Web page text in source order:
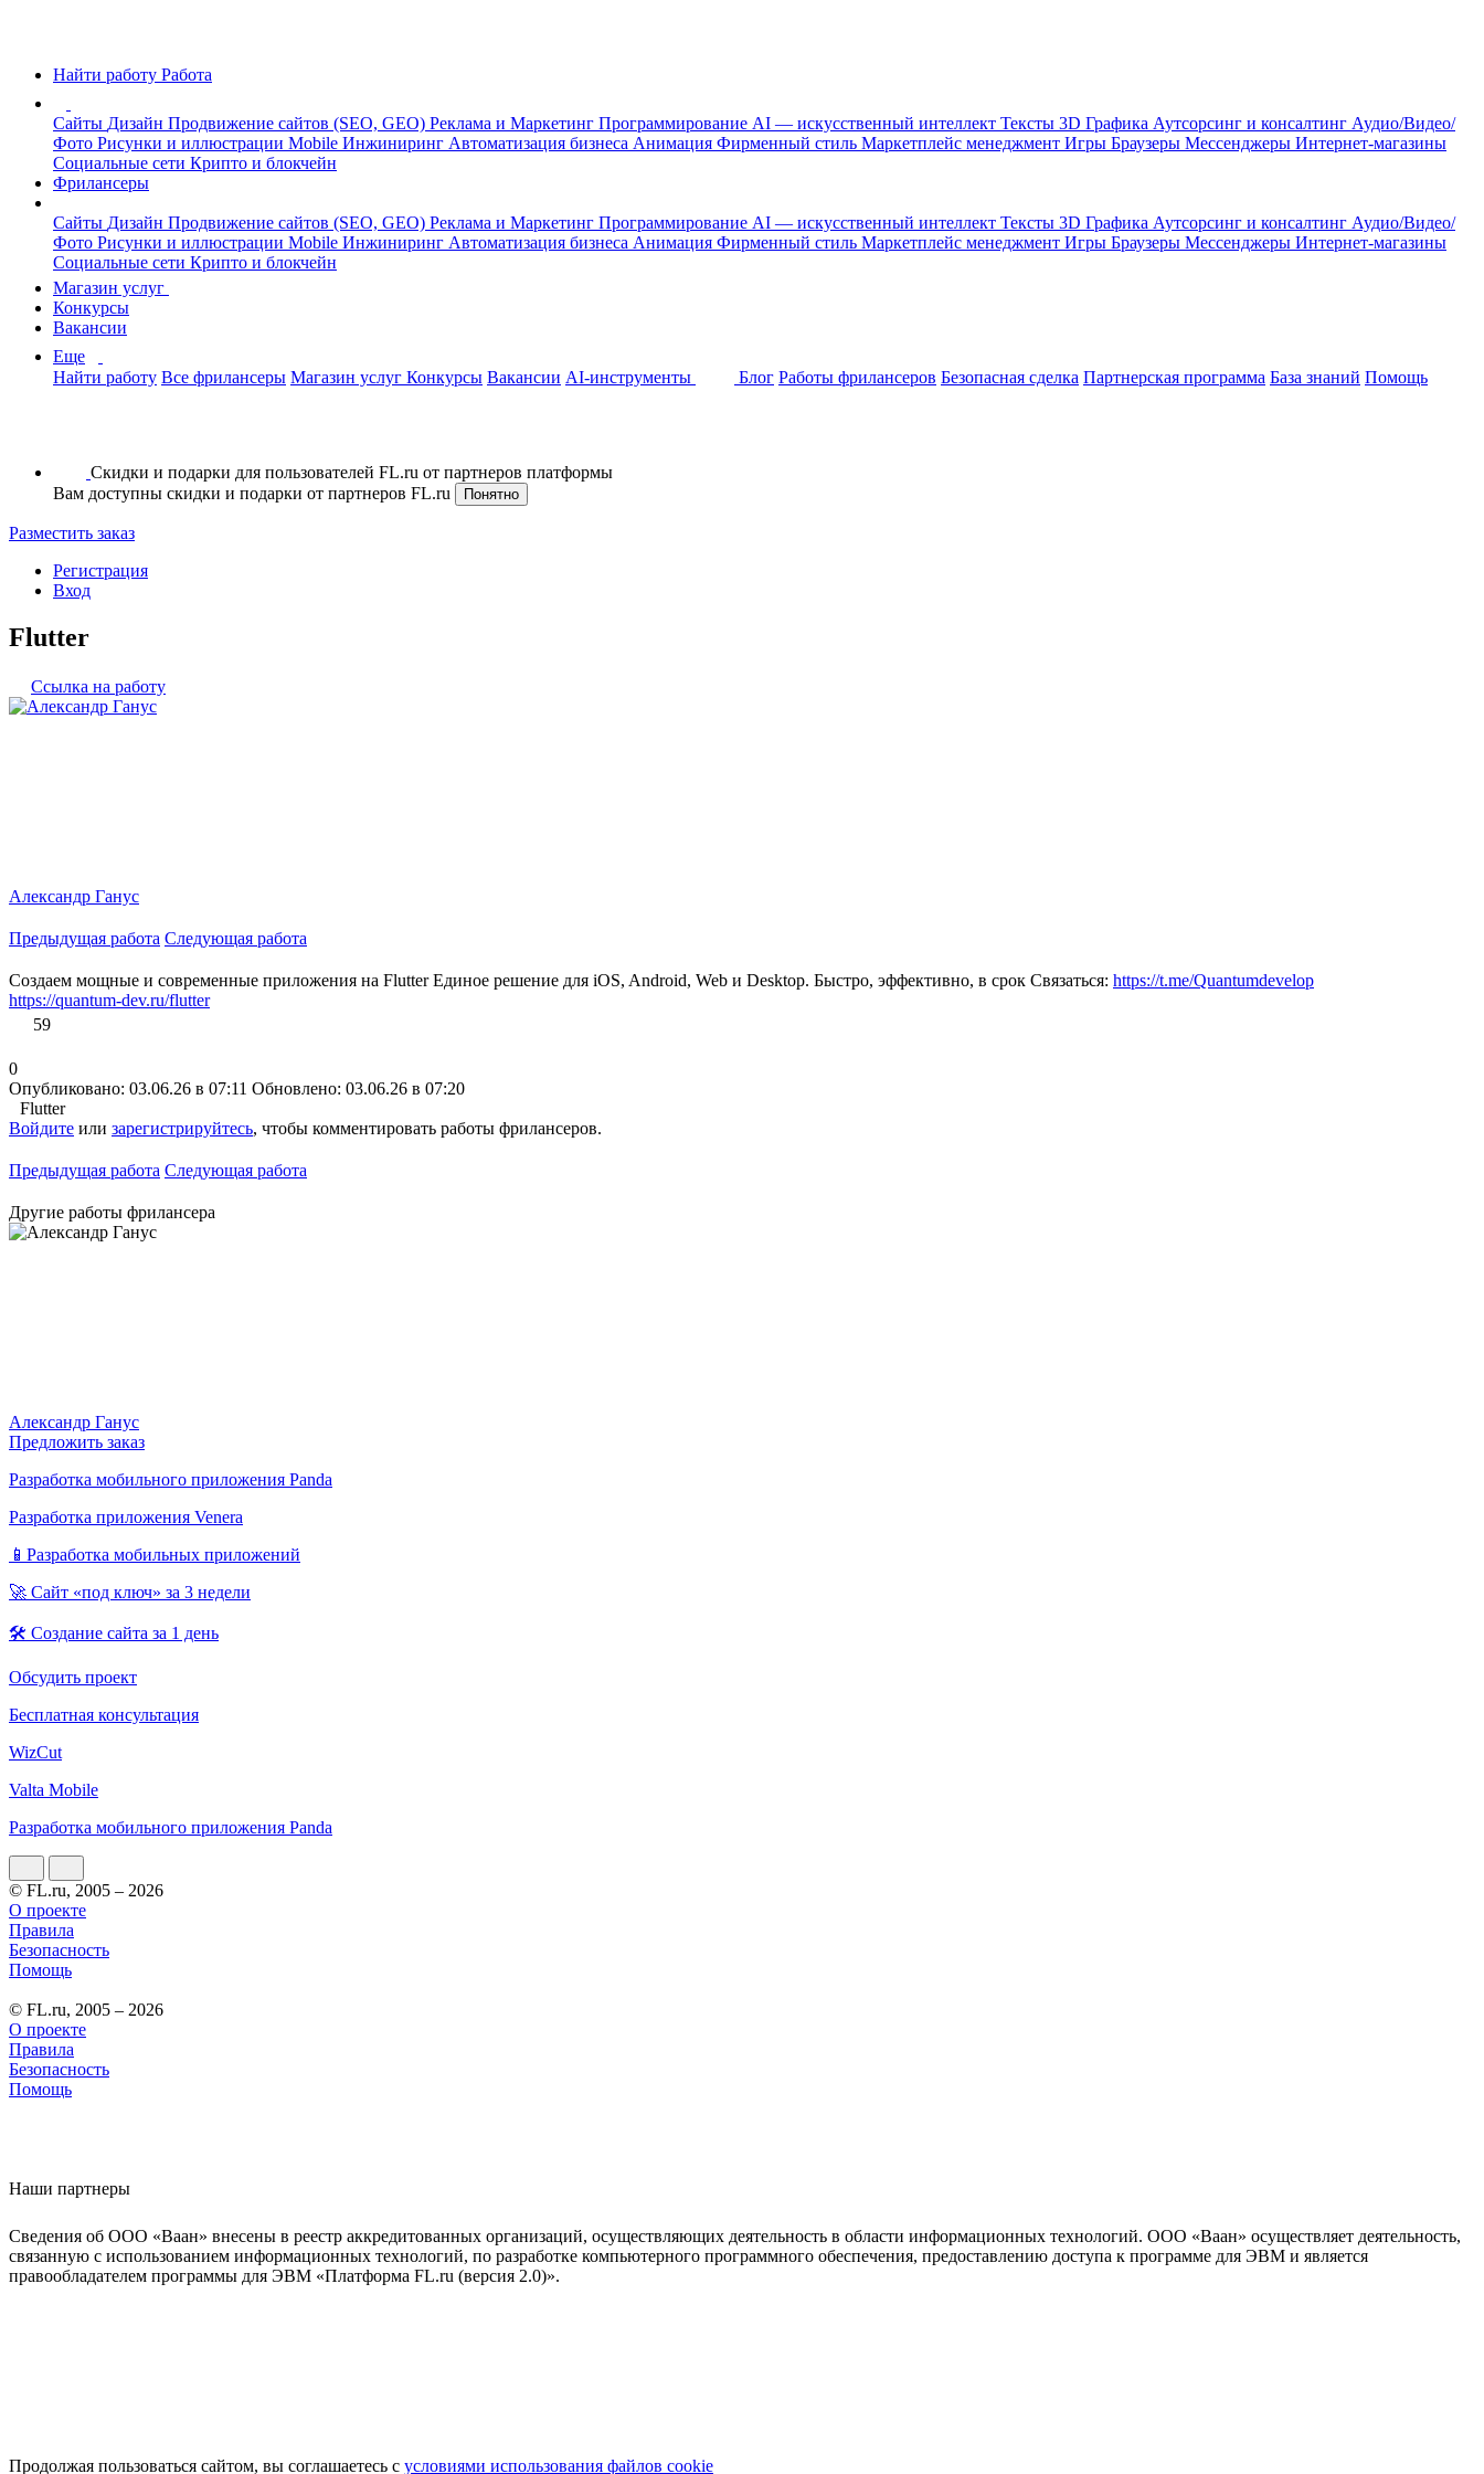
Найти работу Работа
Сайты Дизайн Продвижение сайтов (SEO, GEO) Реклама и Маркетинг Программирование AI — искусственный интеллект Тексты 3D Графика Аутсорсинг и консалтинг Аудио/Видео/
Фото Рисунки и иллюстрации Mobile Инжиниринг Автоматизация бизнеса Анимация Фирменный стиль Маркетплейс менеджмент Игры Браузеры Мессенджеры Интернет-магазины
Социальные сети Крипто и блокчейн
Фрилансеры
Сайты Дизайн Продвижение сайтов (SEO, GEO) Реклама и Маркетинг Программирование AI — искусственный интеллект Тексты 3D Графика Аутсорсинг и консалтинг Аудио/Видео/
Фото Рисунки и иллюстрации Mobile Инжиниринг Автоматизация бизнеса Анимация Фирменный стиль Маркетплейс менеджмент Игры Браузеры Мессенджеры Интернет-магазины
Социальные сети Крипто и блокчейн
Магазин услуг
Конкурсы
Вакансии
Еще
Найти работу Все фрилансеры Магазин услуг Конкурсы Вакансии AI-инструменты Блог Работы фрилансеров Безопасная сделка Партнерская программа База знаний Помощь
Скидки и подарки для пользователей FL.ru от партнеров платформы
Вам доступны скидки и подарки от партнеров FL.ru
Понятно
Разместить заказ
Регистрация
Вход
Flutter
Ссылка на работу
Александр Ганус
Предыдущая работа Следующая работа
Создаем мощные и современные приложения на Flutter Единое решение для iOS, Android, Web и Desktop. Быстро, эффективно, в срок Связаться: https://t.me/Quantumdevelop
https://quantum-dev.ru/flutter
59
0
Опубликовано: 03.06.26 в 07:11 Обновлено: 03.06.26 в 07:20
Flutter
Войдите или зарегистрируйтесь, чтобы комментировать работы фрилансеров.
Предыдущая работа Следующая работа
Другие работы фрилансера
Александр Ганус
Предложить заказ
Разработка мобильного приложения Panda
Разработка приложения Venera
📱Разработка мобильных приложений
🚀 Сайт «под ключ» за 3 недели
🛠 Создание сайта за 1 день
Обсудить проект
Бесплатная консультация
WizCut
Valta Mobile
Разработка мобильного приложения Panda
© FL.ru, 2005 – 2026
О проекте
Правила
Безопасность
Помощь
© FL.ru, 2005 – 2026
О проекте
Правила
Безопасность
Помощь
Наши партнеры
Сведения об ООО «Ваан» внесены в реестр аккредитованных организаций, осуществляющих деятельность в области информационных технологий. ООО «Ваан» осуществляет деятельность,
связанную с использованием информационных технологий, по разработке компьютерного программного обеспечения, предоставлению доступа к программе для ЭВМ и является
правообладателем программы для ЭВМ «Платформа FL.ru (версия 2.0)».
Продолжая пользоваться сайтом, вы соглашаетесь с условиями использования файлов cookie